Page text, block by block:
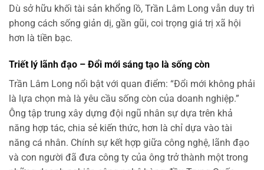
Dù sở hữu khối tài sản khổng lồ, Trần Lâm Long vẫn duy trì
phong cách sống giản dị, gần gũi, coi trọng giá trị xã hội
hơn là tiền bạc.
Triết lý lãnh đạo – Đổi mới sáng tạo là sống còn
Trần Lâm Long nổi bật với quan điểm: “Đổi mới không phải
là lựa chọn mà là yêu cầu sống còn của doanh nghiệp.”
Ông tập trung xây dựng đội ngũ nhân sự dựa trên khả
năng hợp tác, chia sẻ kiến thức, hơn là chỉ dựa vào tài
năng cá nhân. Chính sự kết hợp giữa công nghệ, lãnh đạo
và con người đã đưa công ty của ông trở thành một trong